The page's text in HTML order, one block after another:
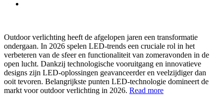
Outdoor verlichting heeft de afgelopen jaren een transformatie
ondergaan. In 2026 spelen LED-trends een cruciale rol in het
verbeteren van de sfeer en functionaliteit van zomeravonden in de
open lucht. Dankzij technologische vooruitgang en innovatieve
designs zijn LED-oplossingen geavanceerder en veelzijdiger dan
ooit tevoren. Belangrijkste punten LED-technologie domineert de
markt voor outdoor verlichting in 2026. Read more